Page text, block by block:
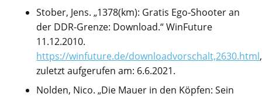
Stober, Jens. „1378(km): Gratis Ego-Shooter an
der DDR-Grenze: Download.“ WinFuture
11.12.2010.
https://winfuture.de/downloadvorschalt,2630.html,
zuletzt aufgerufen am: 6.6.2021.
Nolden, Nico. „Die Mauer in den Köpfen: Sein